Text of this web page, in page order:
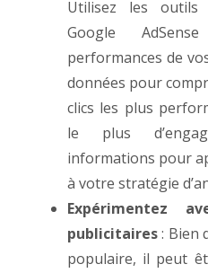
Utilisez les outils
Google
performances de
données pour
clics les plus
le plus
informations pour
à votre stratégie
Expérimentez
publicitaires: Bien
populaire, il peut